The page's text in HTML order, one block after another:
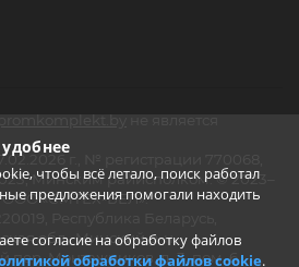
чтобы всё летало, поиск работал
предложения помогали находить
согласие на обработку файлов
обработки файлов cookie.
не является
г., № регистрации 770068,
Минским райисполком. © 2023–
ООО «СМТЕХ-БЕЛ».
Республика Беларусь,
обл., Минский р-н,
пер. Монтажников, д. 3, пом. 6